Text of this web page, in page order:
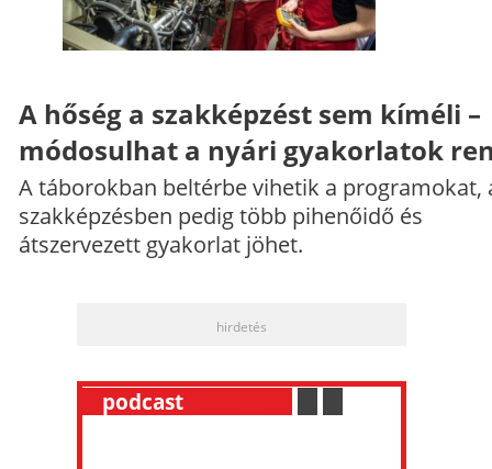
A hőség a szakképzést sem kíméli –
módosulhat a nyári gyakorlatok
A táborokban beltérbe vihetik a programokat,
szakképzésben pedig több pihenőidő és
átszervezett gyakorlat jöhet.
hirdetés
podcast